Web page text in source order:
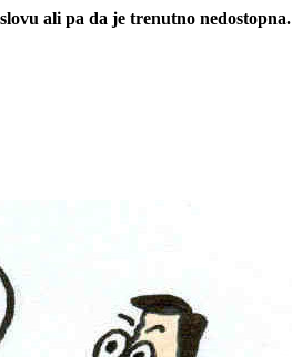
ali pa da je trenutno nedostopna.